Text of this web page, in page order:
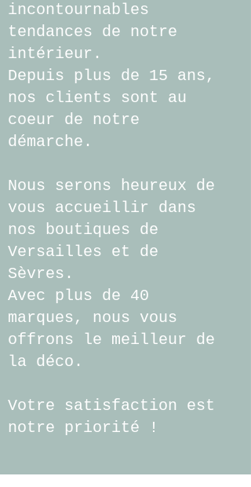
incontournables
tendances de notre
intérieur.
Depuis plus de 15 ans,
nos clients sont au
coeur de notre
démarche.
Nous serons heureux de
vous accueillir dans
nos boutiques de
Versailles et de
Sèvres.
Avec plus de 40
marques, nous vous
offrons le meilleur de
la déco.
Votre satisfaction est
notre priorité !